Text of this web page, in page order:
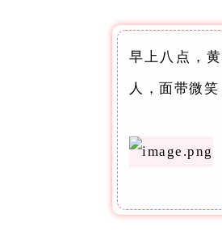
早上八点，
人，面带微